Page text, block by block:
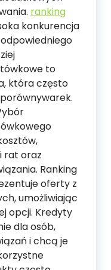
ranking
konkurencja
to
która często
rat oraz
Ranking
oferty z
umożliwiając
opcji. Kredyty
dla osób,
i chcą je